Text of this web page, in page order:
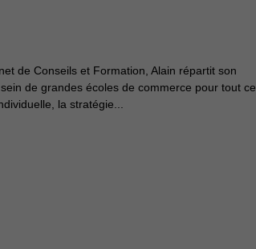
de Conseils et Formation, Alain répartit son
de grandes écoles de commerce pour tout ce
la stratégie...